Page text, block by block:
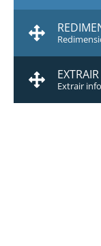
EXTRAIR
Extrair